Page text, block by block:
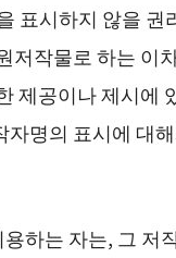
표시하지 않을 권
저작물로 하는 이
제공이나 제시에
자명의 표시에 대
하는 자는, 그 저